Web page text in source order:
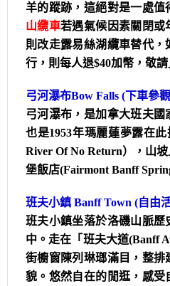
羊的蹤跡，這絕對是一處
山纜車若遇氣候因素關閉或
則改走露易絲湖纜車替代
行，則每人退$40加幣，敬請
弓河瀑布Bow Falls (下車參
弓河瀑布，是加拿大班夫國
也是1953年瑪麗蓮夢露在
River Of No Return），山
堡飯店(Fairmont Banff
班夫小鎮 Banff Town (自由
班夫小鎮坐落於洛磯山脈歷
中。走在「班夫大道(Banff
街櫥窗陳列琳瑯滿目，整
貌。悠然自在的閒逛，感受